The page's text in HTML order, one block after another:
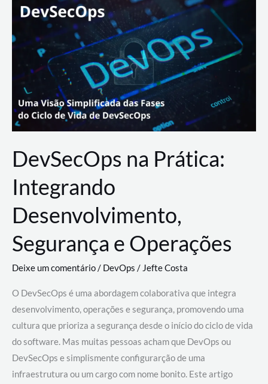
Lance
Rural
DevSecOps na Prática:
Integrando
Desenvolvimento,
Segurança e Operações
Deixe um comentário/ DevOps /Jefte Costa
O DevSecOps é uma abordagem colaborativa que integra
desenvolvimento, operações e segurança, promovendo uma
cultura que prioriza a segurança desde o início do ciclo de vida
do software. Mas muitas pessoas acham que DevOps ou
DevSecOps e simplismente configurarção de uma
infraestrutura ou um cargo com nome bonito. Este artigo